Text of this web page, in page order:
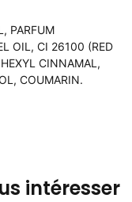
PARFUM
OIL, CI 26100 (RED
CINNAMAL,
COUMARIN.
intéresser